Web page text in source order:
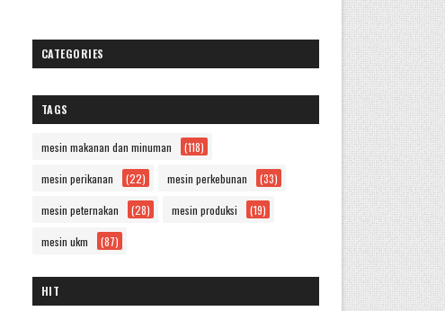
CATEGORIES
TAGS
mesin makanan dan minuman (118)
mesin perikanan (22) mesin perkebunan (33)
mesin peternakan (28) mesin produksi (19)
mesin ukm (87)
HIT